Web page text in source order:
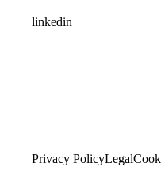
linkedin
Privacy PolicyLegal